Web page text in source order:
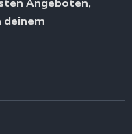
Angeboten,
deinem